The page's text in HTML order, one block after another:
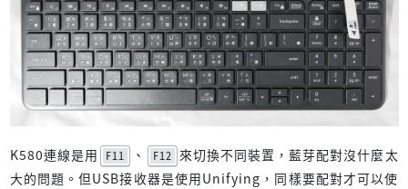
K580連線是用 F11 、 F12 來切換不同裝置，藍芽配對沒什麼太
大的問題。但USB接收器是使用Unifying，同樣要配對才可以使